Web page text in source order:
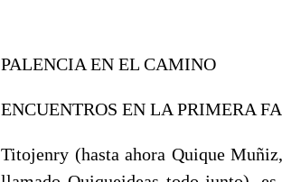
PALENCIA EN EL CAMINO
ENCUENTROS EN LA PRIMERA
Titojenry (hasta ahora Quique